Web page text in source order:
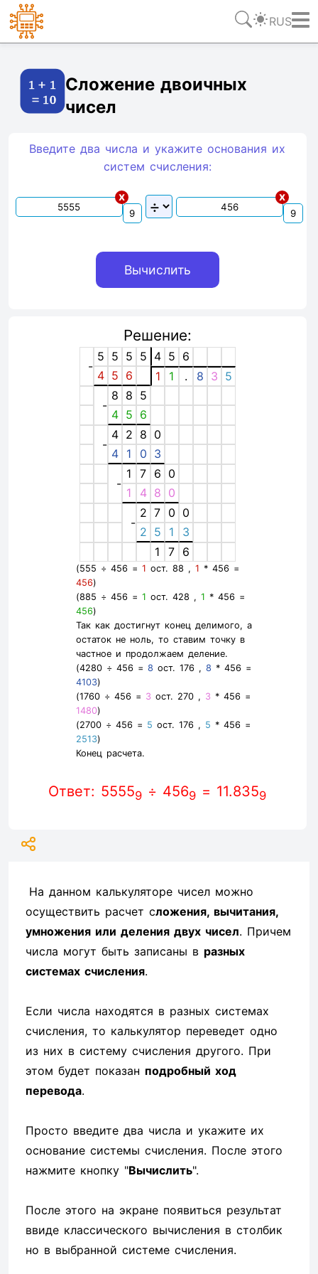
RUS
Сложение двоичных
чисел
Введите два числа и укажите основания их
систем счиcления:
x x
Решение:
-
5 5 5 5 4 5 6
4 5 6 1 1 . 8 3 5
-
8 8 5
4 5 6
-
4 2 8 0
4
1 0 3
-
1 7 6 0
1
4 8 0
-
2 7 0 0
2 5 1
3
1
7 6
(555 ÷ 456 = 1 ост. 88 , 1 * 456 =
456)
(885 ÷ 456 = 1 ост. 428 , 1 * 456 =
456)
Так как достигнут конец делимого, а
остаток не ноль, то ставим точку в
частное и продолжаем деление.
(4280 ÷ 456 = 8 ост. 176 , 8 * 456 =
4103)
(1760 ÷ 456 = 3ост. 270 , 3* 456 =
1480)
(2700 ÷ 456 = 5 ост. 176 , 5 * 456 =
2513)
Конец расчета.
Ответ: 55559 ÷ 4569 = 11.8359
На данном калькуляторе чисел можно
осуществить расчет сложения, вычитания,
умножения или деления двух чисел. Причем
числа могут быть записаны в разных
системах счисления.
Если числа находятся в разных системах
счисления, то калькулятор переведет одно
из них в систему счисления другого. При
этом будет показан подробный ход
перевода.
Просто введите два числа и укажите их
основание системы счисления. После этого
нажмите кнопку "Вычислить".
После этого на экране появиться результат
ввиде классического вычисления в столбик
но в выбранной системе счисления.